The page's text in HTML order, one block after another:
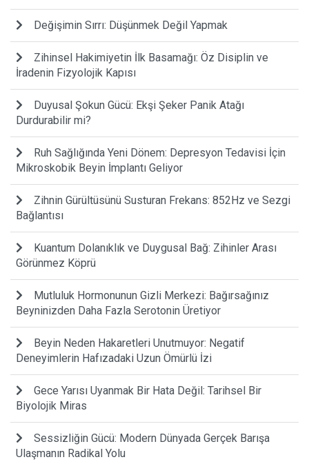
Değişimin Sırrı: Düşünmek Değil Yapmak
Zihinsel Hakimiyetin İlk Basamağı: Öz Disiplin ve
İradenin Fizyolojik Kapısı
Duyusal Şokun Gücü: Ekşi Şeker Panik Atağı
Durdurabilir mi?
Ruh Sağlığında Yeni Dönem: Depresyon Tedavisi İçin
Mikroskobik Beyin İmplantı Geliyor
Zihnin Gürültüsünü Susturan Frekans: 852Hz ve Sezgi
Bağlantısı
Kuantum Dolanıklık ve Duygusal Bağ: Zihinler Arası
Görünmez Köprü
Mutluluk Hormonunun Gizli Merkezi: Bağırsağınız
Beyninizden Daha Fazla Serotonin Üretiyor
Beyin Neden Hakaretleri Unutmuyor: Negatif
Deneyimlerin Hafızadaki Uzun Ömürlü İzi
Gece Yarısı Uyanmak Bir Hata Değil: Tarihsel Bir
Biyolojik Miras
Sessizliğin Gücü: Modern Dünyada Gerçek Barışa
Ulaşmanın Radikal Yolu